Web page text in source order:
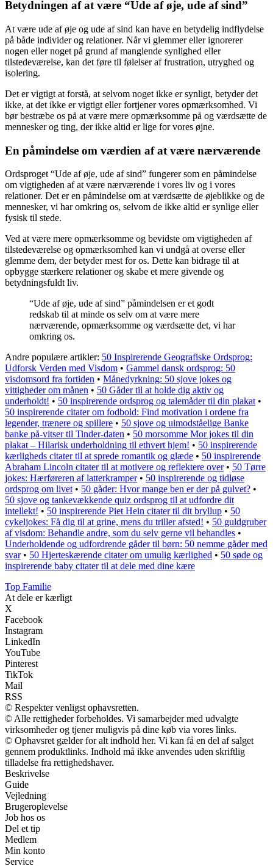
Betydningen af ​​at være “Ude af øje, ude af sind”
At være ude af øje og ude af sind kan have en betydelig indflydelse
på både individer og relationer. Når vi glemmer eller ignorerer
nogen eller noget på grund af manglende synlighed eller
tilstedeværelse, kan det føre til følelser af frustration, utryghed og
isolering.
Det er vigtigt at forstå, at selvom noget ikke er synligt, betyder det
ikke, at det ikke er vigtigt eller fortjener vores opmærksomhed. Vi
bør bestræbe os på at være mere opmærksomme på og værdsætte de
mennesker og ting, der ikke altid er lige for vores øjne.
En påmindelse om værdien af at være nærværende
Ordsproget “Ude af øje, ude af sind” fungerer som en påmindelse
om vigtigheden af ​​at være nærværende i vores liv og i vores
relationer. Det er en påmindelse om at værdsætte de øjeblikke og de
mennesker, vi har omkring os, selvom de ikke altid er synlige eller
fysisk til stede.
Ved at være mere opmærksomme og bevidste om vigtigheden af ​​
tilstedeværelse og opmærksomhed kan vi undgå at overse eller
glemme dem, der betyder mest for os. Dette kan bidrage til at
opbygge stærkere relationer og skabe et mere givende og
betydningsfuldt liv.
“Ude af øje, ude af sind” påmindelsen er et godt
redskab til at minde os selv om at være mere
nærværende, opmærksomme og værdsætte det, vi har
omkring os.
Andre populære artikler: 50 Inspirerende Geografiske Ordsprog:
Udforsk Verden med Visdom • Gammel dansk ordsprog: 50
visdomsord fra fortiden • Månedyrkning: 50 sjove jokes og
vittigheder om månen • 50 Gåder til at holde dig aktiv og
underholdt! • 50 inspirerende ordsprog og talemåder til din plakat•
50 inspirerende citater om fodbold: Find motivation i ordene fra
legender, trænere og spillere • 50 sjove og uimodståelige Banke
banke på-vitser til Tinder-daten • 50 morsomme Mor jokes til din
plakat – Hilarisk underholdning til ethvert hjem! • 50 inspirerende
kærligheds citater til at sprede romantik og glæde • 50 inspirerende
Abraham Lincoln citater til at motivere og reflektere over• 50 Tørre
jokes: Hærføreren af latterkramper• 50 inspirerende og tidløse
ordsprog om livet• 50 gåder: Hvor mange ben er der på gulvet? •
50 sjove og tankevækkende quiz ordsprog til at udfordre dit
intellekt! • 50 inspirerende Piet Hein citater til dit bryllup • 50
cykeljokes: Få dig til at grine, mens du triller afsted! • 50 guldgruber
af visdom: Behandle andre, som du selv gerne vil behandles •
Underholdende og udfordrende gåder til børn: 50 nemme gåder med
svar• 50 Hjerteskærende citater om umulig kærlighed • 50 søde og
inspirerende baby citater til at dele med dine kære
Top Familie
At dele er kærligt
X
Facebook
Instagram
LinkedIn
YouTube
Pinterest
TikTok
Mail
RSS
© Respekter venligst ophavsretten.
© Alle rettigheder forbeholdes. Vi samarbejder med udvalgte
virksomheder og tjener muligvis på dine køb via vores links.
© Ophavsret gælder for alt indhold her. Vi kan få en del af salget
gennem produktlinks. Indhold må ikke anvendes uden skriftlig
tilladelse fra rettighedshaver.
Beskrivelse
Guide
Vejledning
Brugeroplevelse
Job hos os
Del et tip
Medlem
Min konto
Service